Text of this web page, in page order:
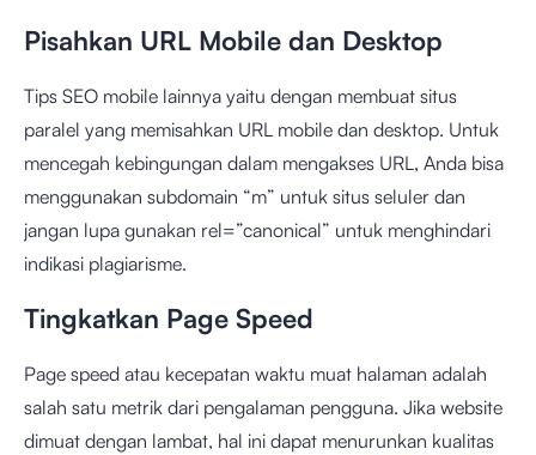
Pisahkan URL Mobile dan Desktop
Tips SEO mobile lainnya yaitu dengan membuat situs
paralel yang memisahkan URL mobile dan desktop. Untuk
mencegah kebingungan dalam mengakses URL, Anda bisa
menggunakan subdomain “m” untuk situs seluler dan
jangan lupa gunakan rel=”canonical” untuk menghindari
indikasi plagiarisme.
Tingkatkan Page Speed
Page speed atau kecepatan waktu muat halaman adalah
salah satu metrik dari pengalaman pengguna. Jika website
dimuat dengan lambat, hal ini dapat menurunkan kualitas